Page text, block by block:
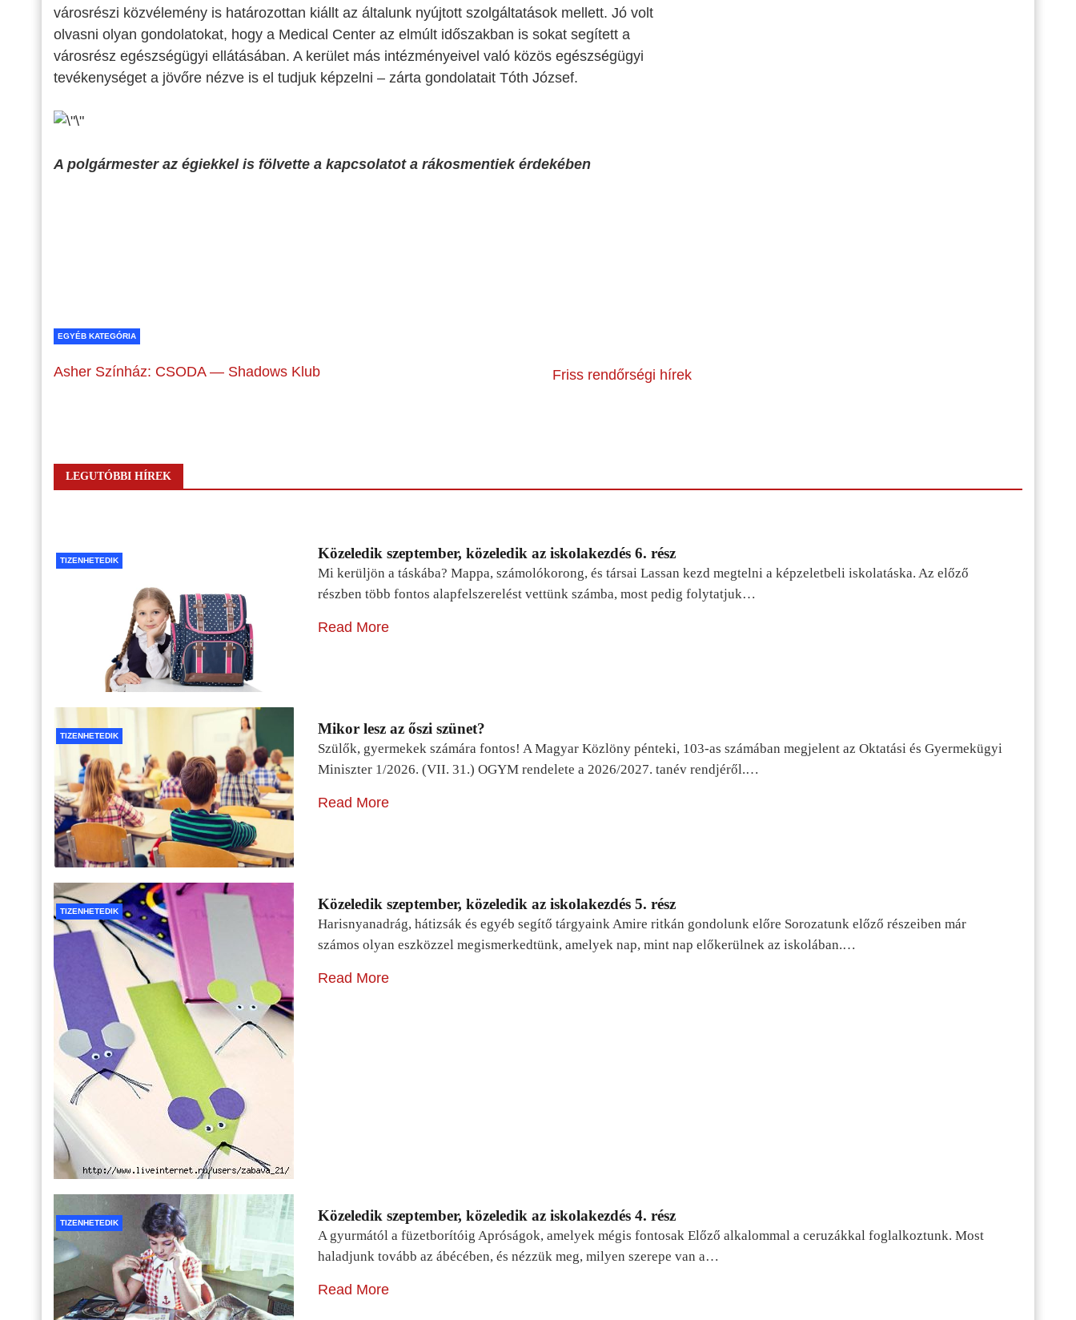
városrészi közvélemény is határozottan kiállt az általunk nyújtott szolgáltatások mellett. Jó volt
olvasni olyan gondolatokat, hogy a Medical Center az elmúlt időszakban is sokat segített a
városrész egészségügyi ellátásában. A kerület más intézményeivel való közös egészségügyi
tevékenységet a jövőre nézve is el tudjuk képzelni – zárta gondolatait Tóth József.
A polgármester az égiekkel is fölvette a kapcsolatot a rákosmentiek érdekében
EGYÉB KATEGÓRIA
Asher Színház: CSODA — Shadows Klub Friss rendőrségi hírek
LEGUTÓBBI HÍREK
TIZENHETEDIK Közeledik szeptember, közeledik az iskolakezdés 6. rész
Mi kerüljön a táskába? Mappa, számolókorong, és társai Lassan kezd megtelni a képzeletbeli iskolatáska. Az előző
részben több fontos alapfelszerelést vettünk számba, most pedig folytatjuk…
Read More
TIZENHETEDIK Mikor lesz az őszi szünet?
Szülők, gyermekek számára fontos! A Magyar Közlöny pénteki, 103-as számában megjelent az Oktatási és Gyermekügyi
Miniszter 1/2026. (VII. 31.) OGYM rendelete a 2026/2027. tanév rendjéről.…
Read More
TIZENHETEDIK Közeledik szeptember, közeledik az iskolakezdés 5. rész
Harisnyanadrág, hátizsák és egyéb segítő tárgyaink Amire ritkán gondolunk előre Sorozatunk előző részeiben már
számos olyan eszközzel megismerkedtünk, amelyek nap, mint nap előkerülnek az iskolában.…
Read More
TIZENHETEDIK Közeledik szeptember, közeledik az iskolakezdés 4. rész
A gyurmától a füzetborítóig Apróságok, amelyek mégis fontosak Előző alkalommal a ceruzákkal foglalkoztunk. Most
haladjunk tovább az ábécében, és nézzük meg, milyen szerepe van a…
Read More